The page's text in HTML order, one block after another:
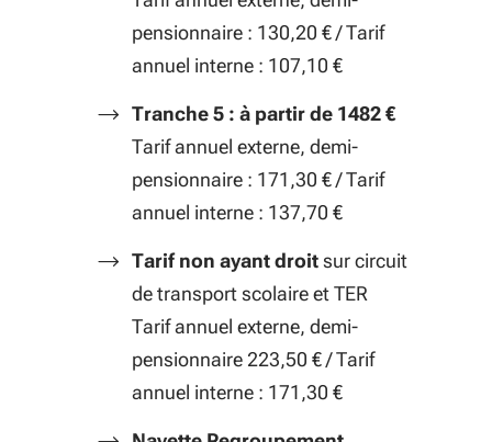
pensionnaire : 130,20 € / Tarif
annuel interne : 107,10 €
Tranche 5 : à partir de 1482 €
Tarif annuel externe, demi-
pensionnaire : 171,30 € / Tarif
annuel interne : 137,70 €
Tarif non ayant droitsur circuit
de transport scolaire et TER
Tarif annuel externe, demi-
pensionnaire 223,50 € / Tarif
annuel interne : 171,30 €